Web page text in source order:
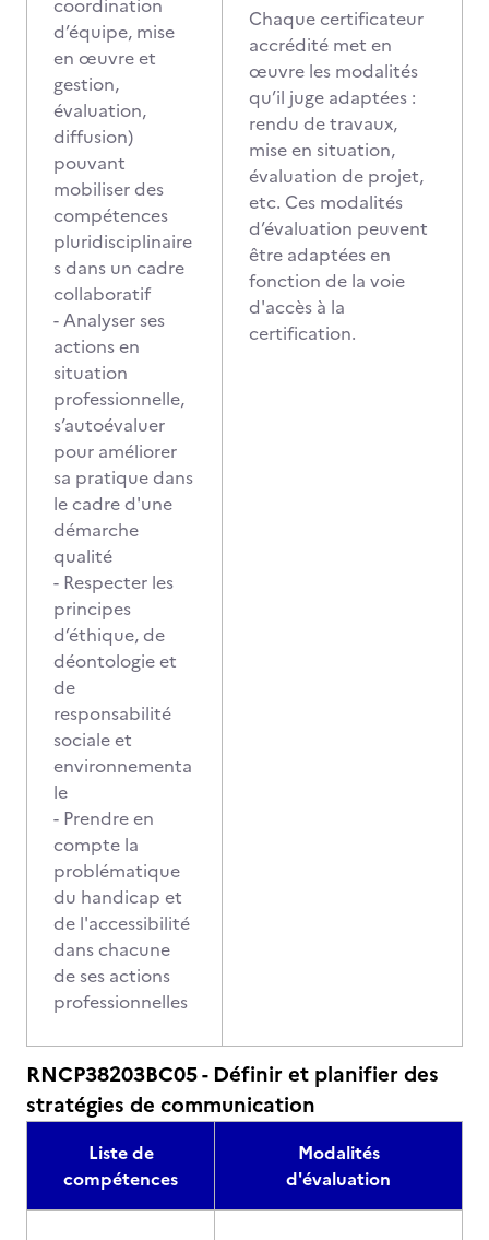
coordination
d’équipe, mise
en œuvre et
gestion,
évaluation,
diffusion)
pouvant
mobiliser des
compétences
pluridisciplinaire
s dans un cadre
collaboratif
- Analyser ses
actions en
situation
professionnelle,
s’autoévaluer
pour améliorer
sa pratique dans
le cadre d'une
démarche
qualité
- Respecter les
principes
d’éthique, de
déontologie et
de
responsabilité
sociale et
environnementa
le
- Prendre en
compte la
problématique
du handicap et
de l'accessibilité
dans chacune
de ses actions
professionnelles
Chaque certificateur
accrédité met en
œuvre les modalités
qu’il juge adaptées :
rendu de travaux,
mise en situation,
évaluation de projet,
etc. Ces modalités
d’évaluation peuvent
être adaptées en
fonction de la voie
d'accès à la
certification.
RNCP38203BC05 - Définir et planifier des
stratégies de communication
Liste de
compétences
Modalités
d'évaluation